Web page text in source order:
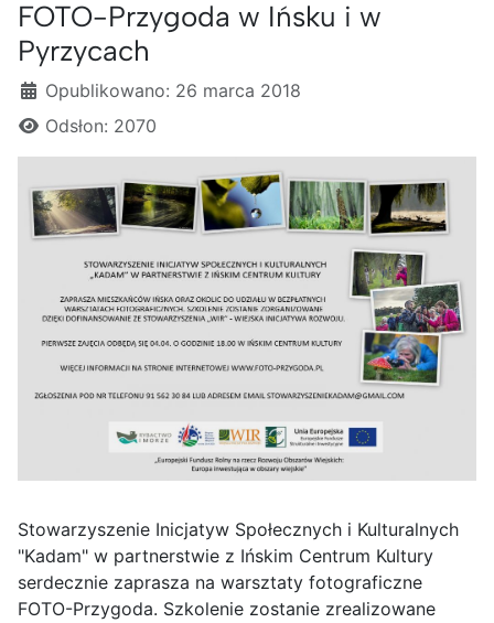
FOTO-Przygoda w Ińsku i w
Pyrzycach
Szczegóły
Opublikowano: 26 marca 2018
Odsłon: 2070
Stowarzyszenie Inicjatyw Społecznych i Kulturalnych
"Kadam" w partnerstwie z Ińskim Centrum Kultury
serdecznie zaprasza na warsztaty fotograficzne
FOTO-Przygoda. Szkolenie zostanie zrealizowane